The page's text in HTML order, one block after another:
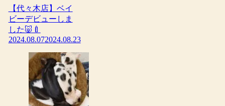
【代々木店】ベイ
ビーデビューしま
した🐷🍼
2024.08.072024.08.23